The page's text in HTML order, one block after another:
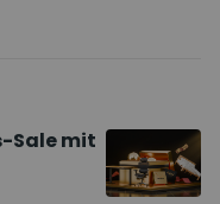
Sale mit